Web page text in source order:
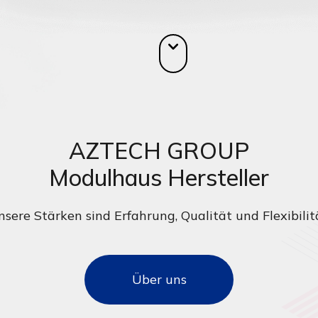
AZTECH GROUP
Modulhaus Hersteller
Stärken sind Erfahrung, Qualität und
Über uns